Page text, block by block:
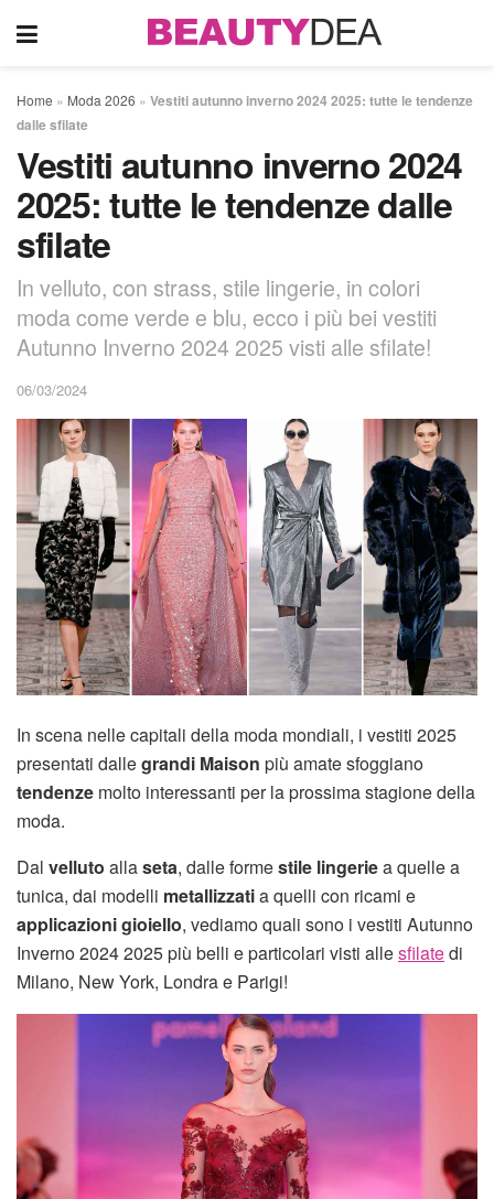
Home » Moda 2026 » Vestiti autunno inverno 2024 2025: tutte le tendenze
dalle sfilate
Vestiti autunno inverno 2024
2025: tutte le tendenze dalle
sfilate
In velluto, con strass, stile lingerie, in colori
moda come verde e blu, ecco i più bei vestiti
Autunno Inverno 2024 2025 visti alle sfilate!
06/03/2024
In scena nelle capitali della moda mondiali, i vestiti 2025
presentati dallegrandi Maison più amate sfoggiano
tendenze molto interessanti per la prossima stagione della
moda.
Dal velluto allaseta, dalle formestile lingeriea quelle a
tunica, dai modelli metallizzatia quelli con ricami e
applicazioni gioiello, vediamo quali sono i vestiti Autunno
Inverno 2024 2025 più belli e particolari visti allesfilatedi
Milano, New York, Londra e Parigi!